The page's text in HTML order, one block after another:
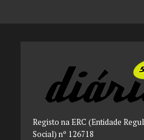
Registo na ERC (Entidade
Social) nº 126718